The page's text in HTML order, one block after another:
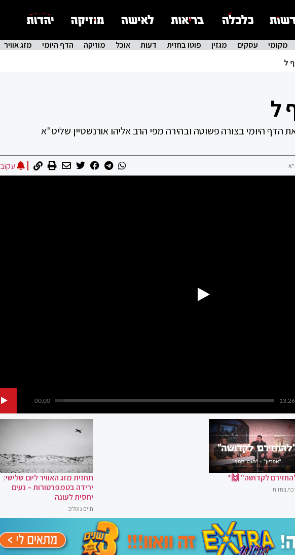
מקומי עסקים מגזין פוטו בחזית דעות אוכל מוזיקה הדף היומי מזג אוויר
ל
ל
הדף היומי בצורה פשוטה ובהירה מפי הרב אליהו אורנשטיין שליט"א
עקוב
00:00 13:26
לקדושה" 🙌*
בחזית
תחזית מזג האוויר ליום שלישי:
ירידה בטמפרטורות – נעים
יחסית לעונה
חיים גוטליב